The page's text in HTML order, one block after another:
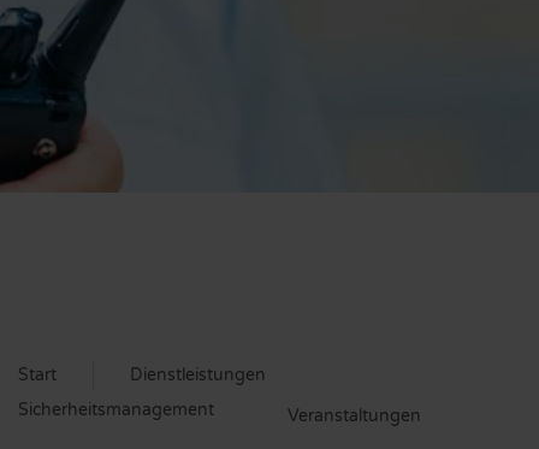
Start
Dienstleistungen
Sicherheitsmanagement
Veranstaltungen